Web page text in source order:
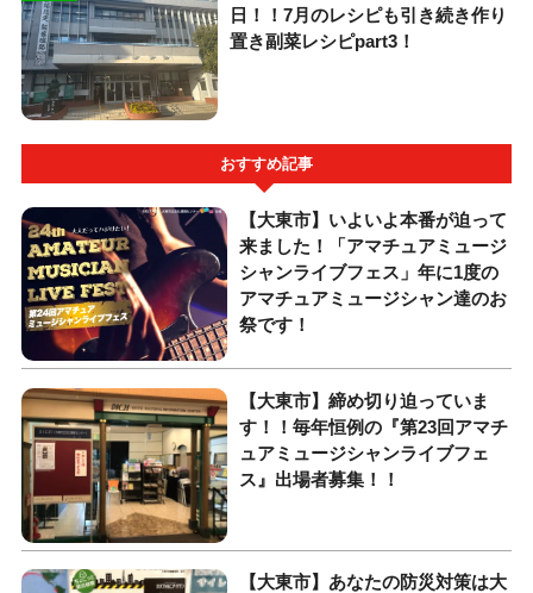
日！！7月のレシピも引き続き作り
置き副菜レシピpart3！
おすすめ記事
【大東市】いよいよ本番が迫って
来ました！「アマチュアミュージ
シャンライブフェス」年に1度の
アマチュアミュージシャン達のお
祭です！
【大東市】締め切り迫っていま
す！！毎年恒例の『第23回アマチ
ュアミュージシャンライブフェ
ス』出場者募集！！
【大東市】あなたの防災対策は大